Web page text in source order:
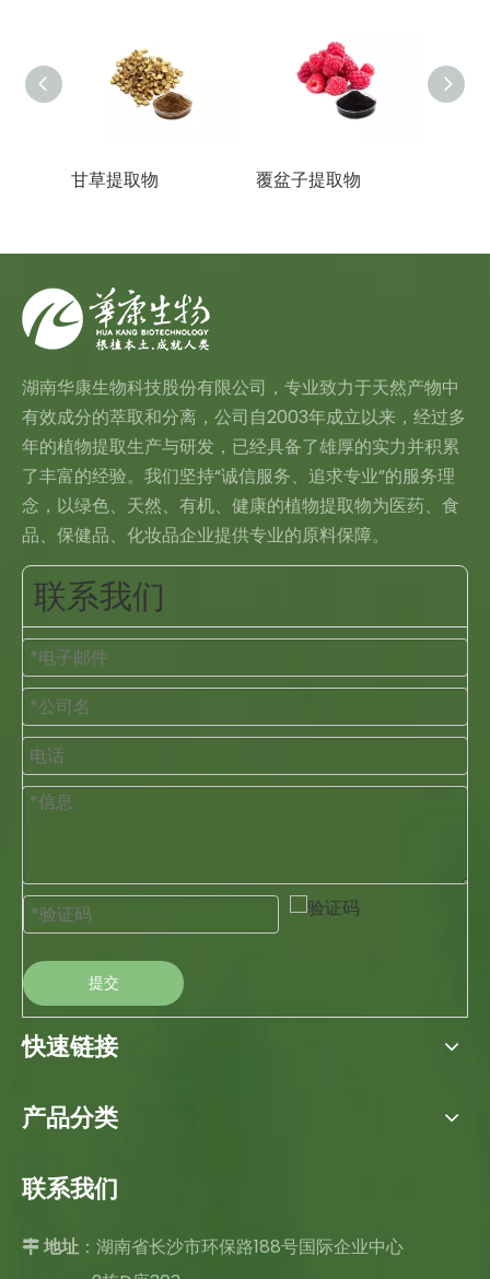
甘草提取物 覆盆子提取物
湖南华康生物科技股份有限公司，专业致力于天然产物中
有效成分的萃取和分离，公司自2003年成立以来，经过多
年的植物提取生产与研发，已经具备了雄厚的实力并积累
了丰富的经验。我们坚持“诚信服务、追求专业”的服务理
念，以绿色、天然、有机、健康的植物提取物为医药、食
品、保健品、化妆品企业提供专业的原料保障。
联系我们
提交
快速链接
产品分类
联系我们
 地址 ：湖南省长沙市环保路188号国际企业中心